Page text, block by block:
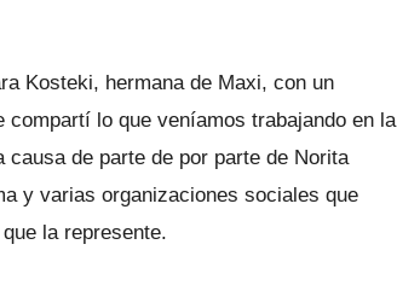
Kosteki, hermana de Maxi, con un
lo que veníamos trabajando en la
de parte de por parte de Norita
y varias organizaciones sociales que
la represente.